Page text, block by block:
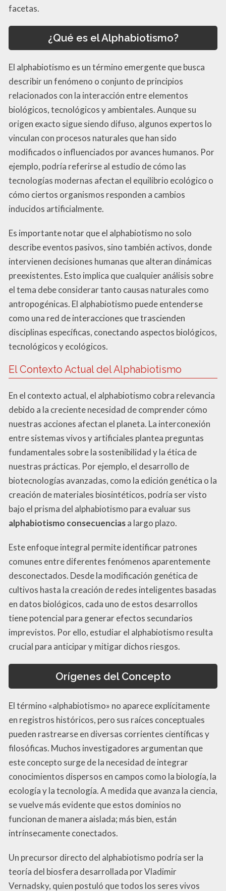
facetas.
¿Qué es el Alphabiotismo?
El alphabiotismo es un término emergente que busca
describir un fenómeno o conjunto de principios
relacionados con la interacción entre elementos
biológicos, tecnológicos y ambientales. Aunque su
origen exacto sigue siendo difuso, algunos expertos lo
vinculan con procesos naturales que han sido
modificados o influenciados por avances humanos. Por
ejemplo, podría referirse al estudio de cómo las
tecnologías modernas afectan el equilibrio ecológico o
cómo ciertos organismos responden a cambios
inducidos artificialmente.
Es importante notar que el alphabiotismo no solo
describe eventos pasivos, sino también activos, donde
intervienen decisiones humanas que alteran dinámicas
preexistentes. Esto implica que cualquier análisis sobre
el tema debe considerar tanto causas naturales como
antropogénicas. El alphabiotismo puede entenderse
como una red de interacciones que trascienden
disciplinas específicas, conectando aspectos biológicos,
tecnológicos y ecológicos.
El Contexto Actual del Alphabiotismo
En el contexto actual, el alphabiotismo cobra relevancia
debido a la creciente necesidad de comprender cómo
nuestras acciones afectan el planeta. La interconexión
entre sistemas vivos y artificiales plantea preguntas
fundamentales sobre la sostenibilidad y la ética de
nuestras prácticas. Por ejemplo, el desarrollo de
biotecnologías avanzadas, como la edición genética o la
creación de materiales biosintéticos, podría ser visto
bajo el prisma del alphabiotismo para evaluar sus
alphabiotismo consecuenciasa largo plazo.
Este enfoque integral permite identificar patrones
comunes entre diferentes fenómenos aparentemente
desconectados. Desde la modificación genética de
cultivos hasta la creación de redes inteligentes basadas
en datos biológicos, cada uno de estos desarrollos
tiene potencial para generar efectos secundarios
imprevistos. Por ello, estudiar el alphabiotismo resulta
crucial para anticipar y mitigar dichos riesgos.
Orígenes del Concepto
El término «alphabiotismo» no aparece explícitamente
en registros históricos, pero sus raíces conceptuales
pueden rastrearse en diversas corrientes científicas y
filosóficas. Muchos investigadores argumentan que
este concepto surge de la necesidad de integrar
conocimientos dispersos en campos como la biología, la
ecología y la tecnología. A medida que avanza la ciencia,
se vuelve más evidente que estos dominios no
funcionan de manera aislada; más bien, están
intrínsecamente conectados.
Un precursor directo del alphabiotismo podría ser la
teoría del biosfera desarrollada por Vladimir
Vernadsky, quien postuló que todos los seres vivos